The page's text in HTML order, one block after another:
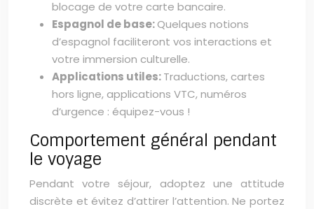
blocage de votre carte bancaire.
Espagnol de base:Quelques notions
d’espagnol faciliteront vos interactions et
votre immersion culturelle.
Applications utiles:Traductions, cartes
hors ligne, applications VTC, numéros
d’urgence : équipez-vous !
Comportement général pendant
le voyage
Pendant votre séjour, adoptez une attitude
discrète et évitez d’attirer l’attention. Ne portez